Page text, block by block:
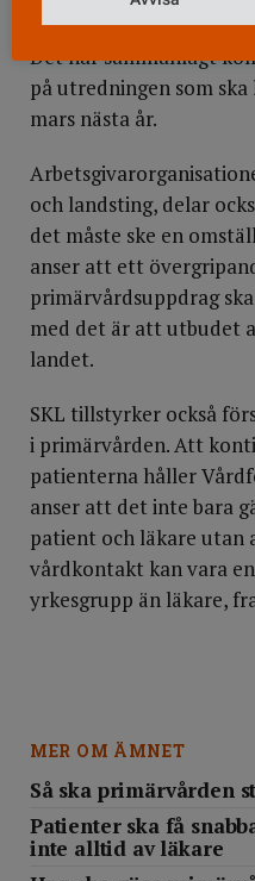
Fast läkarkontakt
Det har sammanlagt
på utredningen som
mars nästa år.
och landsting, delar
det måste ske en
anser att ett
primärvårdsuppdrag
med det är att utbudet
landet.
SKL tillstyrker också
i primärvården. Att
patienterna håller
anser att det inte bara
patient och läkare utan
vårdkontakt kan vara
yrkesgrupp än läkare,
MER OM ÄMNET
Så ska primärvården
Patienter ska få
inte alltid av läkare